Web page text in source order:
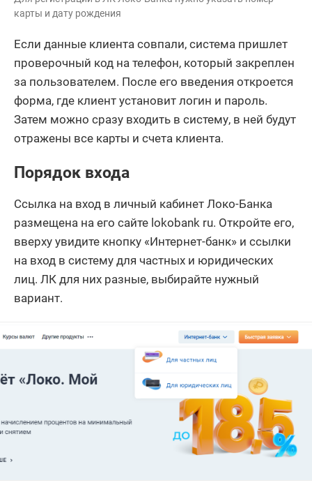
карты и дату рождения
Если данные клиента совпали, система пришлет
проверочный код на телефон, который закреплен
за пользователем. После его введения откроется
форма, где клиент установит логин и пароль.
Затем можно сразу входить в систему, в ней будут
отражены все карты и счета клиента.
Порядок входа
Ссылка на вход в личный кабинет Локо-Банка
размещена на его сайте lokobank ru. Откройте его,
вверху увидите кнопку «Интернет-банк» и ссылки
на вход в систему для частных и юридических
лиц. ЛК для них разные, выбирайте нужный
вариант.